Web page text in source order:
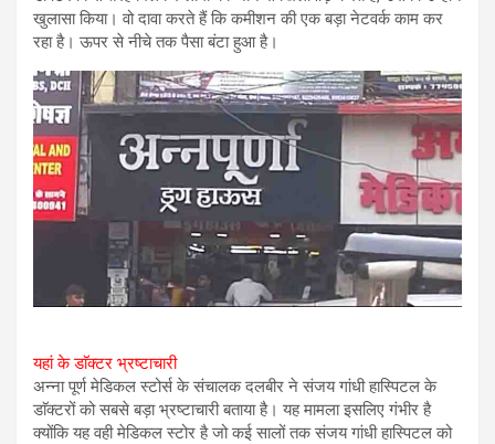
खुलासा किया। वो दावा करते हैं कि कमीशन की एक बड़ा नेटवर्क काम कर
रहा है। ऊपर से नीचे तक पैसा बंटा हुआ है।
यहां के डाॅक्टर भ्रष्टाचारी
अन्ना पूर्ण मेडिकल स्टोर्स के संचालक दलबीर ने संजय गांधी हास्पिटल के
डाॅक्टरों को सबसे बड़ा भ्रष्टाचारी बताया है। यह मामला इसलिए गंभीर है
क्योंकि यह वही मेडिकल स्टोर है जो कई सालों तक संजय गांधी हास्पिटल को